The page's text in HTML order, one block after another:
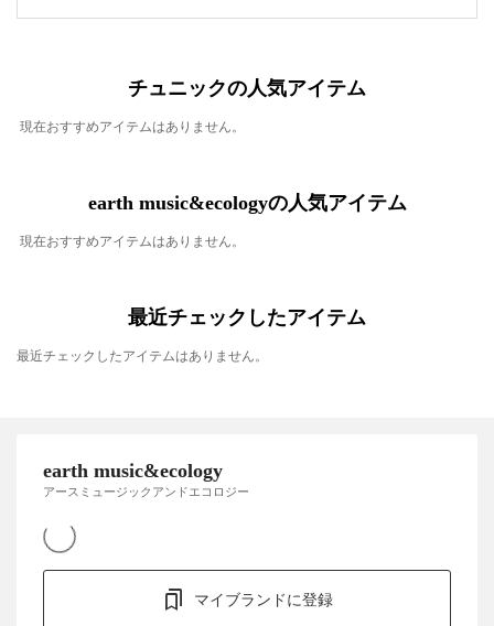
チュニックの人気アイテム
現在おすすめアイテムはありません。
earth music&ecologyの人気アイテム
現在おすすめアイテムはありません。
最近チェックしたアイテム
最近チェックしたアイテムはありません。
earth music&ecology
アースミュージックアンドエコロジー
マイブランドに登録